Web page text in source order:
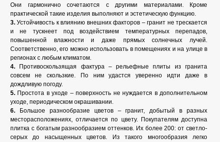
Они гармонично сочетаются с другими материалами. Кроме
практической такие изделия выполняют и эстетическую функцию.
3. Устойчивость к влиянию внешних факторов – гранит не трескается
и не тускнеет под воздействием температурных перепадов,
повышенной влажности и даже прямых солнечных лучей.
Соответственно, его можно использовать в помещениях и на улице в
регионах с любым климатом.
4. Противоскользящая фактура – рельефные плиты из гранита
совсем не скользкие. По ним удастся уверенно идти даже в
дождливую погоду.
5. Простота в уходе – поверхность не нуждается в дополнительном
уходе, периодическом окрашивании.
6. Большое разнообразие цветов – гранит, добытый в разных
месторасположениях, отличается по цвету. Покупателям доступна
плитка с богатым разнообразием оттенков. Их более 200: от светло-
серых до насыщенных цветов. Из такого многообразия легко